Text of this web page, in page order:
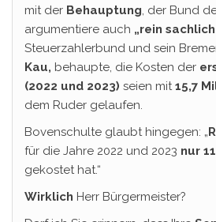
mit der Behauptung, der Bund
argumentiere auch „rein
Steuerzahlerbund und sein
Kau, behaupte, die Kosten der
(2022 und 2023) seien mit15,7
dem Ruder gelaufen.
Bovenschulte glaubt hingegen: „
für die Jahre 2022 und 2023 nur
gekostet hat.“
Wirklich Herr Bürgermeister?